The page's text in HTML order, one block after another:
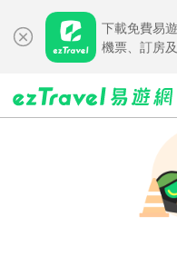
下載免費易
機票、訂房